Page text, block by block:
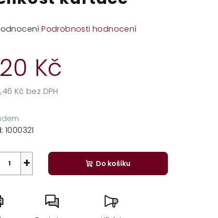
Podrobnosti hodnocení
Kč
Kč bez DPH
1000321
+ Do košíku